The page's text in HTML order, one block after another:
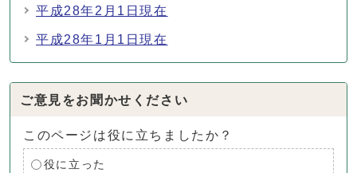
平成28年2月1日現在
平成28年1月1日現在
ご意見をお聞かせください
このページは役に立ちましたか？
役に立った